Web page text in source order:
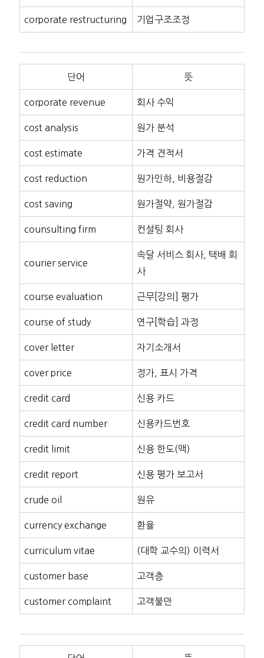
corporate restructuring 기업구조조정
단어 뜻
corporate revenue 회사 수익
cost analysis 원가 분석
cost estimate 가격 견적서
cost reduction 원가인하, 비용절감
cost saving 원가절약, 원가절감
counsulting firm 컨설팅 회사
courier service
속달 서비스 회사, 택배 회
사
course evaluation 근무[강의] 평가
course of study 연구[학습] 과정
cover letter 자기소개서
cover price 정가, 표시 가격
credit card 신용 카드
credit card number 신용카드번호
credit limit 신용 한도(액)
credit report 신용 평가 보고서
crude oil 원유
currency exchange 환율
curriculum vitae (대학 교수의) 이력서
customer base 고객층
customer complaint 고객불만